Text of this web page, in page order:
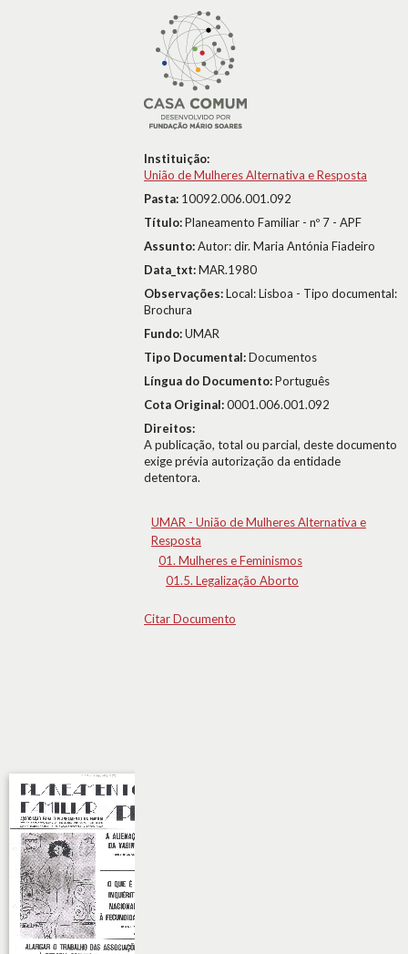
Instituição:
União de Mulheres Alternativa e Resposta
Pasta: 10092.006.001.092
Título:Planeamento Familiar - nº 7 - APF
Assunto:Autor: dir. Maria Antónia Fiadeiro
Data_txt:MAR.1980
Observações:Local: Lisboa - Tipo documental:
Brochura
Fundo:UMAR
Tipo Documental:Documentos
Língua do Documento:Português
Cota Original:0001.006.001.092
Direitos:
A publicação, total ou parcial, deste documento
exige prévia autorização da entidade
detentora.
UMAR - União de Mulheres Alternativa e
Resposta
01. Mulheres e Feminismos
01.5. Legalização Aborto
Citar Documento